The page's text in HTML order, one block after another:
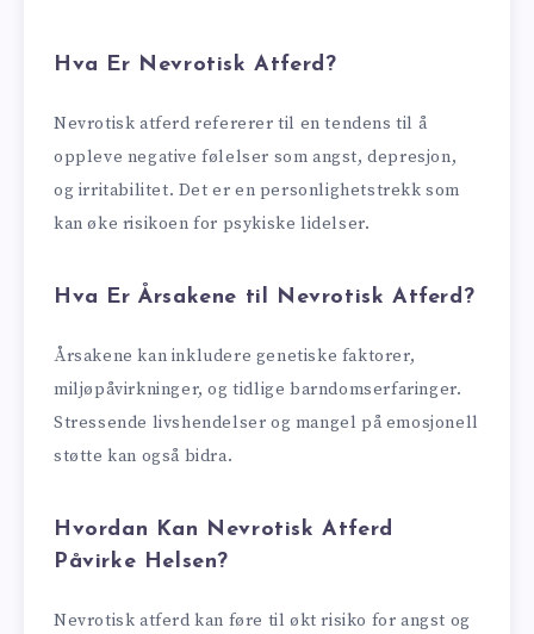
Hva Er Nevrotisk Atferd?
Nevrotisk atferd refererer til en tendens til å
oppleve negative følelser som angst, depresjon,
og irritabilitet. Det er en personlighetstrekk som
kan øke risikoen for psykiske lidelser.
Hva Er Årsakene til Nevrotisk Atferd?
Årsakene kan inkludere genetiske faktorer,
miljøpåvirkninger, og tidlige barndomserfaringer.
Stressende livshendelser og mangel på emosjonell
støtte kan også bidra.
Hvordan Kan Nevrotisk Atferd
Påvirke Helsen?
Nevrotisk atferd kan føre til økt risiko for angst og